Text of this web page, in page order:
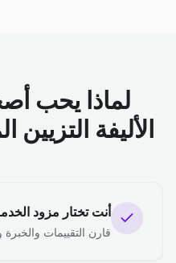
لماذا يحب
الأليفة
أنت تختار مزود
قارن التقييمات